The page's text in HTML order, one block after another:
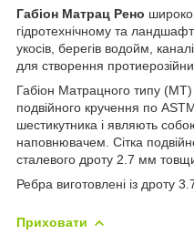
Габіон Матрац Рено широко
гідротехнічному та
укосів, берегів водойм,
для створення
Габіон Матрацного типу (МТ)
подвійного кручення по
шестикутника і являють
наповнювачем. Сітка
сталевого дроту 2.7 мм
Ребра виготовлені із дроту
Приховати